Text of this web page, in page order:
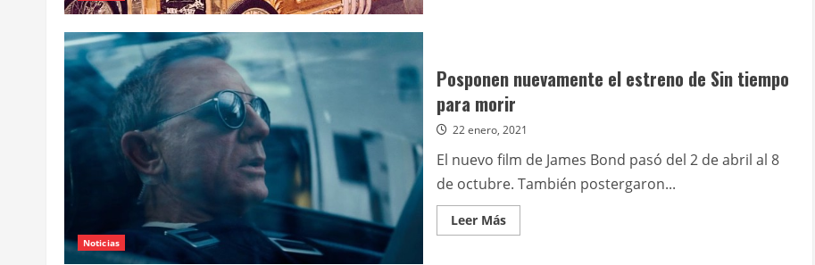
cinematográfica
de
Los
Noticias
Posponen nuevamente el estreno de Sin tiempo
para morir
22 enero, 2021
El nuevo film de James Bond pasó del 2 de abril al 8
de octubre. También postergaron...
Leer MásLeer
más